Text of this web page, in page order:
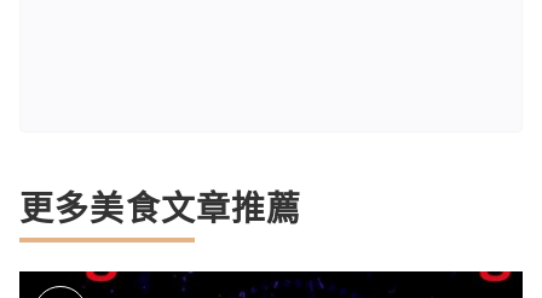
更多美食文章推薦